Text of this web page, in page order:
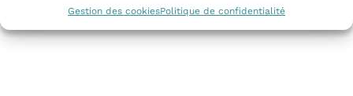
Gestion des cookiesPolitique de confidentialité
À partir de10 467€par semaine